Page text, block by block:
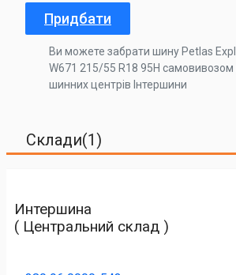
Придбати
Ви можете забрати шину Petlas
W671 215/55 R18 95H самовивозом
шинних центрів Інтершини
Склади(1)
Интершина
( Центральний склад )